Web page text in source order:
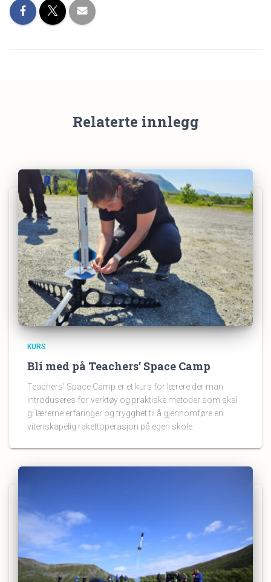
Relaterte innlegg
KURS
Bli med på Teachers’ Space Camp
Teachers’ Space Camp er et kurs for lærere der man
introduseres for verktøy og praktiske metoder som skal
gi lærerne erfaringer og trygghet til å gjennomføre en
vitenskapelig rakettoperasjon på egen skole.